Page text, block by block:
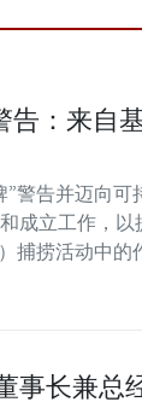
告：来自
”警告并迈向
成立工作，
捕捞活动中的
事长兼总